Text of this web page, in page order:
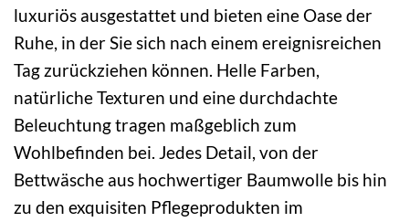
luxuriös ausgestattet und bieten eine Oase der
Ruhe, in der Sie sich nach einem ereignisreichen
Tag zurückziehen können. Helle Farben,
natürliche Texturen und eine durchdachte
Beleuchtung tragen maßgeblich zum
Wohlbefinden bei. Jedes Detail, von der
Bettwäsche aus hochwertiger Baumwolle bis hin
zu den exquisiten Pflegeprodukten im